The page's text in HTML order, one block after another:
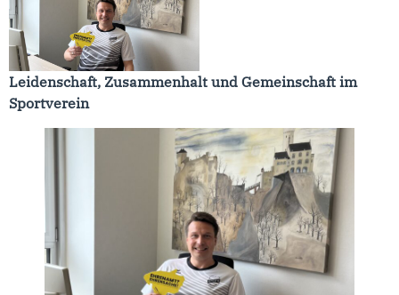
Leidenschaft, Zusammenhalt und Gemeinschaft im
Sportverein